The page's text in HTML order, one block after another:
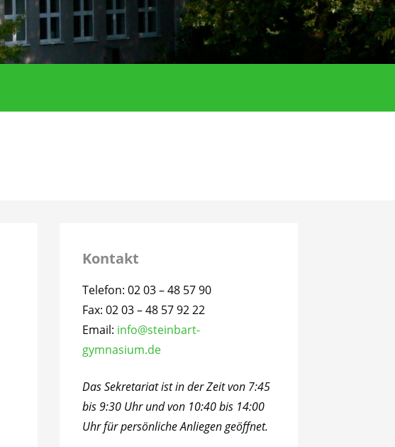
Kontakt
Telefon: 02 03 – 48 57 90
Fax: 02 03 – 48 57 92 22
Email: info@steinbart-
gymnasium.de
Das Sekretariat ist in der Zeit von 7:45
bis 9:30 Uhr und von 10:40 bis 14:00
Uhr für persönliche Anliegen geöffnet.